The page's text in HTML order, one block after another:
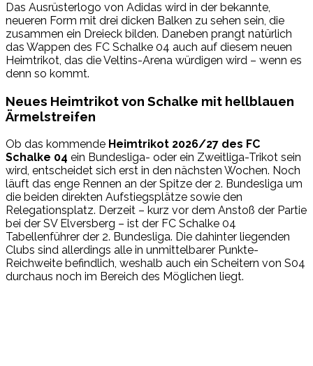
Das Ausrüsterlogo von Adidas wird in der bekannte,
neueren Form mit drei dicken Balken zu sehen sein, die
zusammen ein Dreieck bilden. Daneben prangt natürlich
das Wappen des FC Schalke 04 auch auf diesem neuen
Heimtrikot, das die Veltins-Arena würdigen wird – wenn es
denn so kommt.
Neues Heimtrikot von Schalke mit hellblauen
Ärmelstreifen
Ob das kommende Heimtrikot 2026/27 des FC
Schalke 04 ein Bundesliga- oder ein Zweitliga-Trikot sein
wird, entscheidet sich erst in den nächsten Wochen. Noch
läuft das enge Rennen an der Spitze der 2. Bundesliga um
die beiden direkten Aufstiegsplätze sowie den
Relegationsplatz. Derzeit – kurz vor dem Anstoß der Partie
bei der SV Elversberg – ist der FC Schalke 04
Tabellenführer der 2. Bundesliga. Die dahinter liegenden
Clubs sind allerdings alle in unmittelbarer Punkte-
Reichweite befindlich, weshalb auch ein Scheitern von S04
durchaus noch im Bereich des Möglichen liegt.